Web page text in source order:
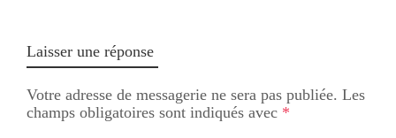
Laisser une réponse
Votre adresse de messagerie ne sera pas publiée. Les
champs obligatoires sont indiqués avec *